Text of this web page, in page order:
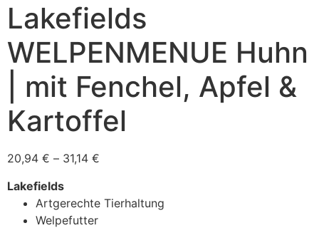
Lakefields
WELPENMENUE Huhn
| mit Fenchel, Apfel &
Kartoffel
20,94 € – 31,14 €
Lakefields
Artgerechte Tierhaltung
Welpefutter